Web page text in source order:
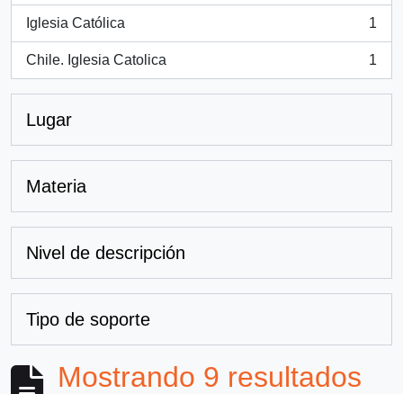
Iglesia Católica
, 1 resultados
1
Chile. Iglesia Catolica
, 1 resultados
1
Lugar
Materia
Nivel de descripción
Tipo de soporte
Mostrando 9 resultados